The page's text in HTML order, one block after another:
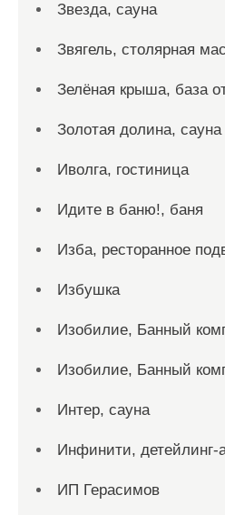
Звезда, сауна
Звягель, столярная
Зелёная крыша, база
Золотая долина, сауна
Иволга, гостиница
Идите в баню!, баня
Изба, ресторанное
Избушка
Изобилие, Банный
Изобилие, Банный
Интер, сауна
Инфинити, детейлинг-
ИП Герасимов